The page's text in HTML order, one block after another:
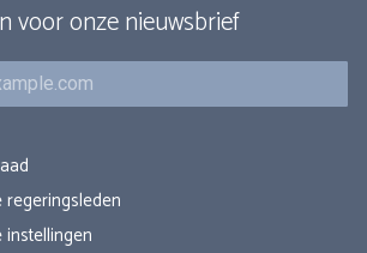
voor onze nieuwsbrief
regeringsleden
instellingen